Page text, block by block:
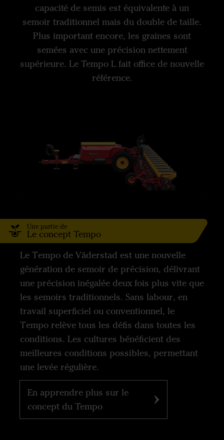
capacité de semis est équivalente à un
semoir traditionnel mais du double de taille.
Plus important encore, les graines sont
semées avec une précision nettement
supérieure. Le Tempo L fait office de nouvelle
référence.
Une partie de
Le concept Tempo
Le Tempo de Väderstad est une nouvelle
génération de semoir de précision, délivrant
une précision inégalée deux fois plus vite que
les semoirs traditionnels. Sans labour, en
travail superficiel ou conventionnel, le
Tempo relève tous les défis dans toutes les
conditions. Les cultures bénéficient des
meilleures conditions possibles, permettant
une levée régulière.
En apprendre plus sur le
concept du Tempo